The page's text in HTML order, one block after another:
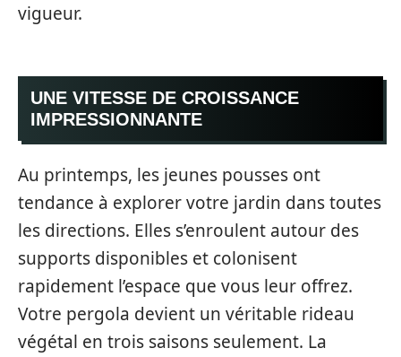
vigueur.
UNE VITESSE DE CROISSANCE
IMPRESSIONNANTE
Au printemps, les jeunes pousses ont
tendance à explorer votre jardin dans toutes
les directions. Elles s’enroulent autour des
supports disponibles et colonisent
rapidement l’espace que vous leur offrez.
Votre pergola devient un véritable rideau
végétal en trois saisons seulement. La